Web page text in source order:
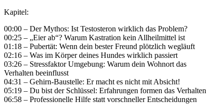
Kapitel:
00:00 – Der Mythos: Ist Testosteron wirklich das Problem?
00:25 – „Eier ab“? Warum Kastration kein Allheilmittel ist
01:18 – Pubertät: Wenn dein bester Freund plötzlich wegläuft
02:16 – Was im Körper deines Hundes wirklich passiert
03:26 – Stressfaktor Umgebung: Warum dein Wohnort das
Verhalten beeinflusst
04:31 – Gehirn-Baustelle: Er macht es nicht mit Absicht!
05:19 – Du bist der Schlüssel: Erfahrungen formen das Verhalten
06:58 – Professionelle Hilfe statt vorschneller Entscheidungen